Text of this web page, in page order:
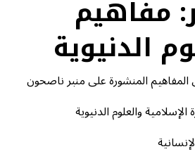
مفاهيم
الدنيوية
المفاهيم المنشورة على منبر ناصحون